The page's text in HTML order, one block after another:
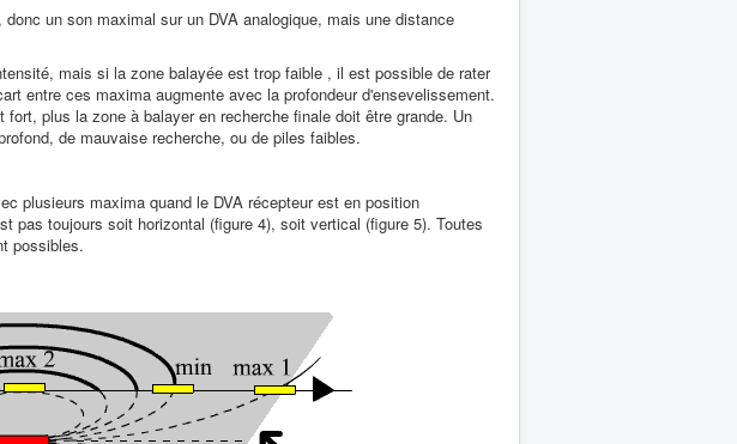
un son maximal sur un DVA analogique, mais une distance
mais si la zone balayée est trop faible , il est possible de rater
entre ces maxima augmente avec la profondeur d'ensevelissement.
plus la zone à balayer en recherche finale doit être grande. Un
de mauvaise recherche, ou de piles faibles.
plusieurs maxima quand le DVA récepteur est en position
pas toujours soit horizontal (figure 4), soit vertical (figure 5). Toutes
possibles.